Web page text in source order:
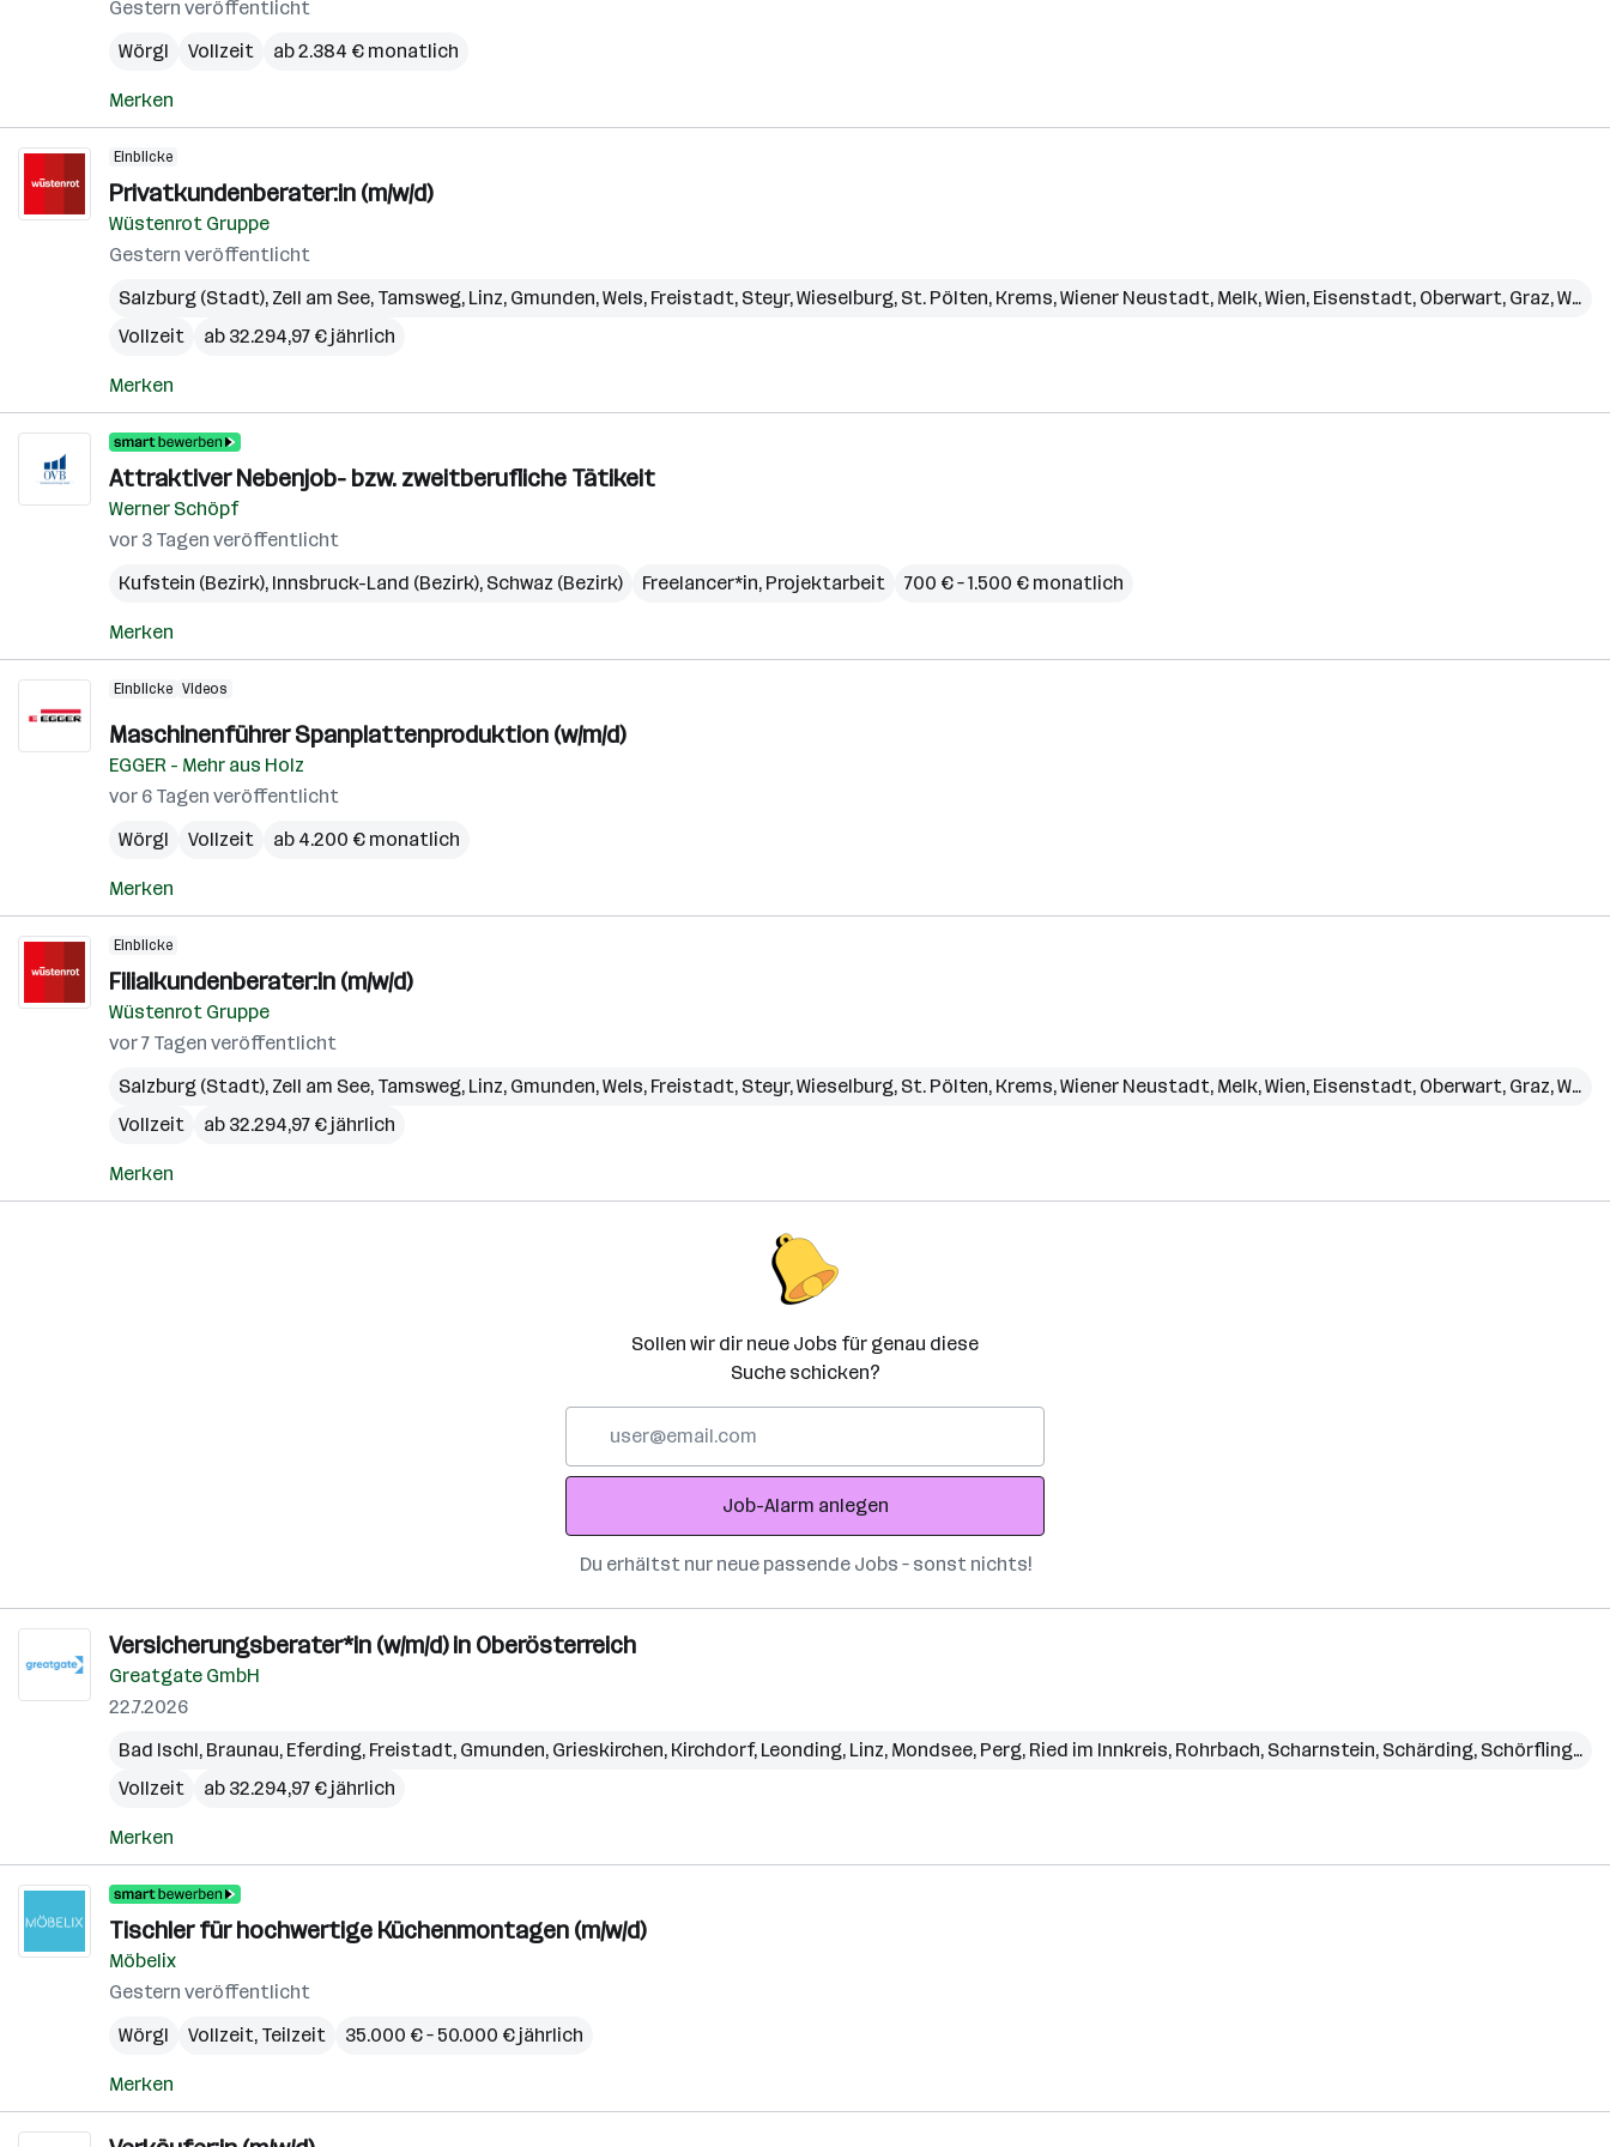
Gestern veröffentlicht
Wörgl
Vollzeit ab 2.384 € monatlich
Merken
Einblicke
Privatkundenberater:in (m/w/d)
Wüstenrot Gruppe
Gestern veröffentlicht
Salzburg (Stadt), Zell am See, Tamsweg, Linz, Gmunden,Wels, Freistadt, Steyr,Wieselburg, St. Pölten, Krems,Wiener Neustadt, Melk,Wien, Eisenstadt, Oberwart, Graz,Weiz
Vollzeit
ab 32.294,97 € jährlich
Merken
Attraktiver Nebenjob- bzw. zweitberufliche Tätikeit
Werner Schöpf
vor 3 Tagen veröffentlicht
Kufstein (Bezirk), Innsbruck-Land (Bezirk), Schwaz (Bezirk) Freelancer*in, Projektarbeit 700 € – 1.500 € monatlich
Merken
Einblicke Videos
Maschinenführer Spanplattenproduktion (w/m/d)
EGGER - Mehr aus Holz
vor 6 Tagen veröffentlicht
Wörgl
Vollzeit ab 4.200 € monatlich
Merken
Einblicke
Filialkundenberater:in (m/w/d)
Wüstenrot Gruppe
vor 7 Tagen veröffentlicht
Salzburg (Stadt), Zell am See, Tamsweg, Linz, Gmunden,Wels, Freistadt, Steyr,Wieselburg, St. Pölten, Krems,Wiener Neustadt, Melk,Wien, Eisenstadt, Oberwart, Graz,Weiz
Vollzeit
ab 32.294,97 € jährlich
Merken
Sollen wir dir neue Jobs für genau diese
Suche schicken?
Adresse
Job-Alarm anlegen
Du erhältst nur neue passende Jobs – sonst nichts!
Versicherungsberater*in (w/m/d) in Oberösterreich
Greatgate GmbH
22.7.2026
Bad Ischl, Braunau, Eferding, Freistadt, Gmunden, Grieskirchen, Kirchdorf, Leonding, Linz, Mondsee, Perg, Ried im Innkreis, Rohrbach, Scharnstein, Schärding, Schörfling,
Vollzeit
ab 32.294,97 € jährlich
Merken
Tischler für hochwertige Küchenmontagen (m/w/d)
Möbelix
Gestern veröffentlicht
Wörgl
Vollzeit, Teilzeit 35.000 € – 50.000 € jährlich
Merken